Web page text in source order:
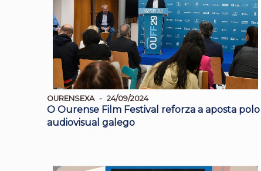
OURENSEXA 24/09/2024
O Ourense Film Festival reforza a aposta polo
audiovisual galego